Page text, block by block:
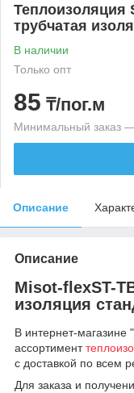
Теплоизоляция
трубчатая
В наличии
Только опт
85 ₸/пог.м
Минимальный заказ
Описание
Описание
Misot-flexST-
изоляция
В интернет-
ассортимент
с доставкой по всем
Для заказа и